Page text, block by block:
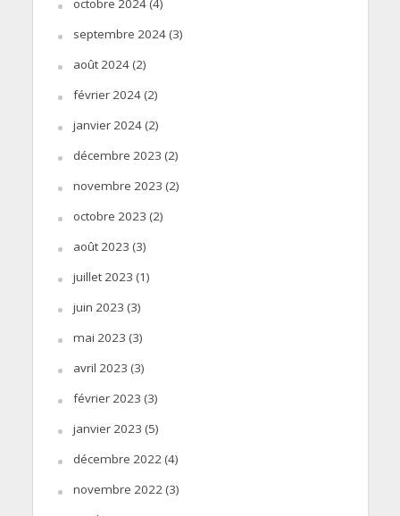
septembre 2024(3)
août 2024(2)
février 2024(2)
janvier 2024(2)
décembre 2023 (2)
novembre 2023 (2)
octobre 2023 (2)
août 2023 (3)
juillet 2023 (1)
juin 2023 (3)
mai 2023 (3)
avril 2023 (3)
février 2023 (3)
janvier 2023 (5)
décembre 2022 (4)
novembre 2022 (3)